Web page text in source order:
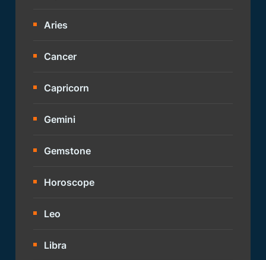
Aries
Cancer
Capricorn
Gemini
Gemstone
Horoscope
Leo
Libra